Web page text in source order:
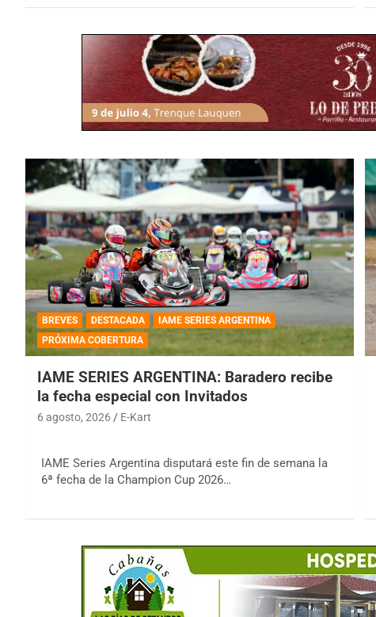
BREVES DESTACADA
IAME SERIES ARGENTINA
PRÓXIMA COBERTURA
IAME SERIES ARGENTINA: Baradero recibe
la fecha especial con Invitados
6 agosto, 2026 E-Kart
IAME Series Argentina disputará este fin de semana la
6ª fecha de la Champion Cup 2026…